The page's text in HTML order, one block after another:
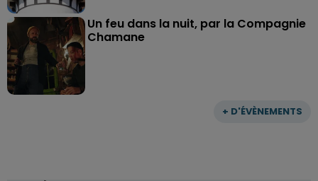
+ D'ÉVÈNEMENTS
Un feu dans la nuit, par la Compagnie
Chamane